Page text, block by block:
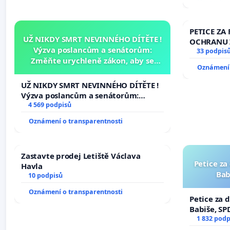
UŽ NIKDY SMRT NEVINNÉHO DÍTĚTE !
Výzva poslancům a senátorům:
Změňte urychleně zákon, aby se
opakovat!
UŽ NIKDY SMRT NEVINNÉHO DÍTĚTE !
Výzva poslancům a senátorům:
Změňte urychleně zákon, aby se
tragédie malé Viktorky už nemohla
opakovat!
4 569 podpisů
Oznámení o transparentnosti
PETICE ZA
OCHRANU
33
Zastavte prodej Letiště Václava
Havla
10 podpisů
Oznámení o transparentnosti
Petice
Petice za
Babiše,
1 832